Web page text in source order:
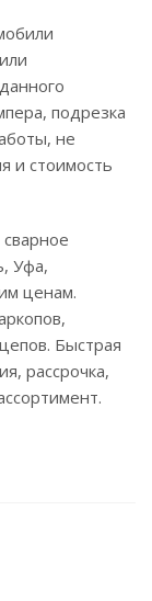
подрезка
не
и стоимость
Уфа,
ценам.
Быстрая
рассрочка,